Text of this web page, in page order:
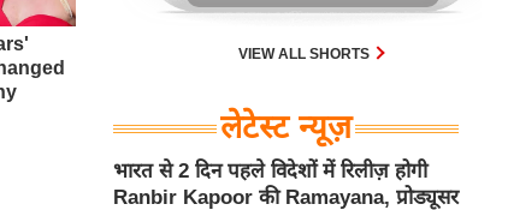
VIEW ALL SHORTS
लेटेस्ट न्यूज़
भारत से 2 दिन पहले विदेशों में रिलीज़ होगी
Ranbir Kapoor की Ramayana, प्रोड्यूसर